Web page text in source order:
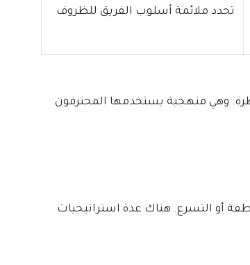
تحدد ملائمة أسلوب الفريق للظروف
وهي منهجية يستخدمها المحترفون
أو التسرع. هناك عدة استراتيجيات